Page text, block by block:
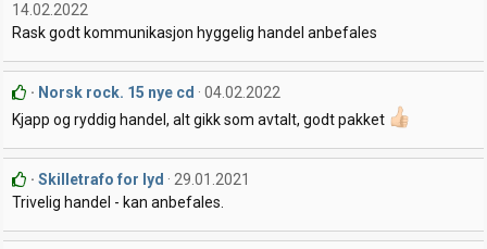
14.02.2022
Rask godt kommunikasjon hyggelig handel anbefales
Norsk rock. 15 nye cd
04.02.2022
Kjapp og ryddig handel, alt gikk som avtalt, godt pakket
Skilletrafo for lyd
29.01.2021
Trivelig handel - kan anbefales.